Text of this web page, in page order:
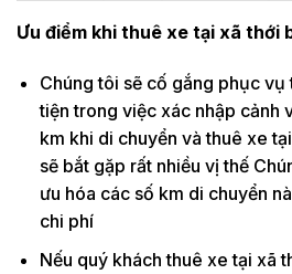
Ưu điểm khi thuê xe tại xã thới
Chúng tôi sẽ cố gắng phục
tiện trong việc xác nhập cảnh
km khi di chuyển và thuê xe
sẽ bắt gặp rất nhiều vị thế
ưu hóa các số km di chuyển
chi phí
Nếu quý khách thuê xe tại xã